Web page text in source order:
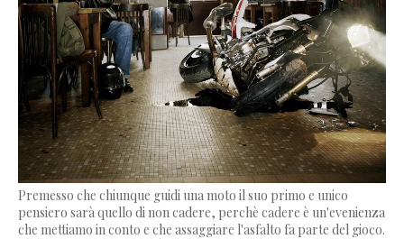
Premesso che chiunque guidi una moto il suo primo e unico
pensiero sarà quello di non cadere, perchè cadere è un'evenienza
che mettiamo in conto e che assaggiare l'asfalto fa parte del gioco.